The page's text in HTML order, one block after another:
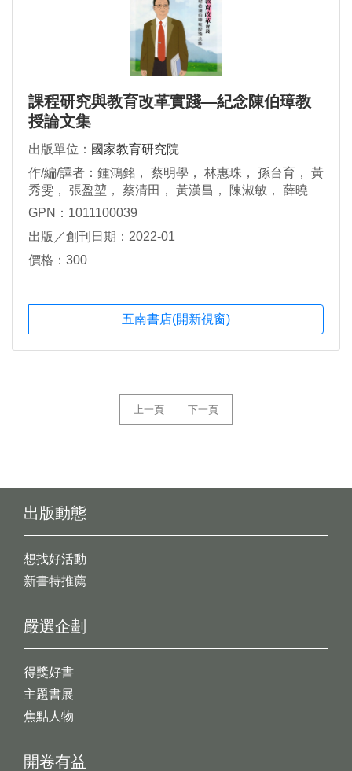
課程研究與教育改革實踐—紀念陳伯璋教
授論文集
出版單位： 國家教育研究院
作/編/譯者：鍾鴻銘， 蔡明學， 林惠珠， 孫台育， 黃
秀雯， 張盈堃， 蔡清田， 黃漢昌， 陳淑敏， 薛曉
華， 陳麒， 周水珍， 周惠民， 李文富
GPN：1011100039
出版／創刊日期：2022-01
價格：300
五南書店(開新視窗)
上一頁 下一頁
出版動態
想找好活動
新書特推薦
開卷有益
嚴選企劃
得獎好書
主題書展
焦點人物